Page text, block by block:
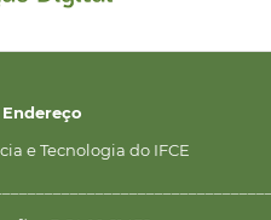
e Tecnologia do IFCE